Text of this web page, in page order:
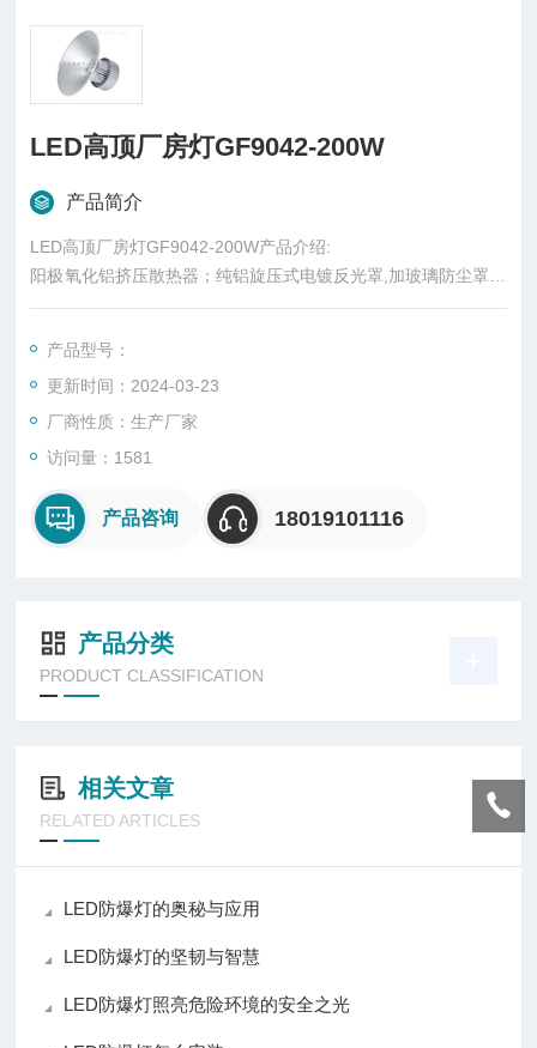
LED高顶厂房灯GF9042-200W
产品简介
LED高顶厂房灯GF9042-200W产品介绍:
阳极氧化铝挤压散热器；纯铝旋压式电镀反光罩,加玻璃防尘罩；
透镜光源密封罩；高效率恒流源；*散热设计。
体亮化、酒店、码头、加油站、足球场、高尔夫球场、绿化景观
城市高杆照明、展览馆、体育馆及其他需要照明的场所。
产品型号：
更新时间：2024-03-23
厂商性质：生产厂家
访问量：1581
产品咨询 18019101116
产品分类
PRODUCT CLASSIFICATION
相关文章
RELATED ARTICLES
LED防爆灯的奥秘与应用
LED防爆灯的坚韧与智慧
LED防爆灯照亮危险环境的安全之光